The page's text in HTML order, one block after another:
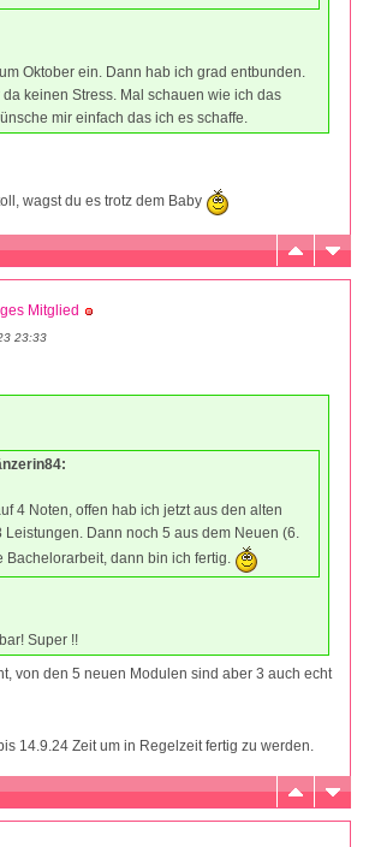
Oktober ein. Dann hab ich grad entbunden.
keinen Stress. Mal schauen wie ich das
mir einfach das ich es schaffe.
wagst du es trotz dem Baby
Mitglied
23:33
4 Noten, offen hab ich jetzt aus den alten
Leistungen. Dann noch 5 aus dem Neuen (6.
Bachelorarbeit, dann bin ich fertig.
Super !!
von den 5 neuen Modulen sind aber 3 auch echt
14.9.24 Zeit um in Regelzeit fertig zu werden.